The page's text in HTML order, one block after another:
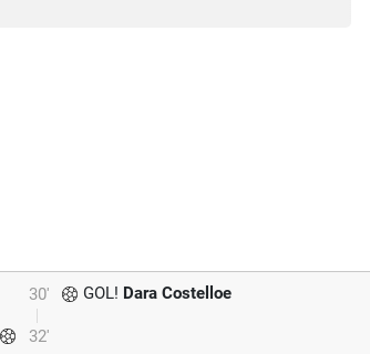
30' GOL! Dara Costelloe
32'